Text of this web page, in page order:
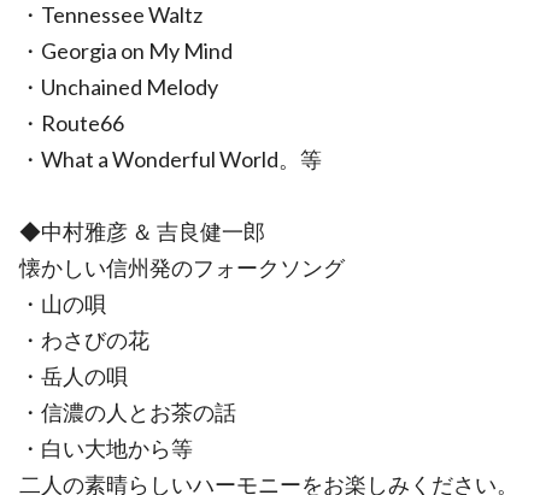
・Tennessee Waltz
・Georgia on My Mind
・Unchained Melody
・Route66
・What a Wonderful World。等
◆中村雅彦 ＆ 吉良健一郎
懐かしい信州発のフォークソング
・山の唄
・わさびの花
・岳人の唄
・信濃の人とお茶の話
・白い大地から等
二人の素晴らしいハーモニーをお楽しみください。